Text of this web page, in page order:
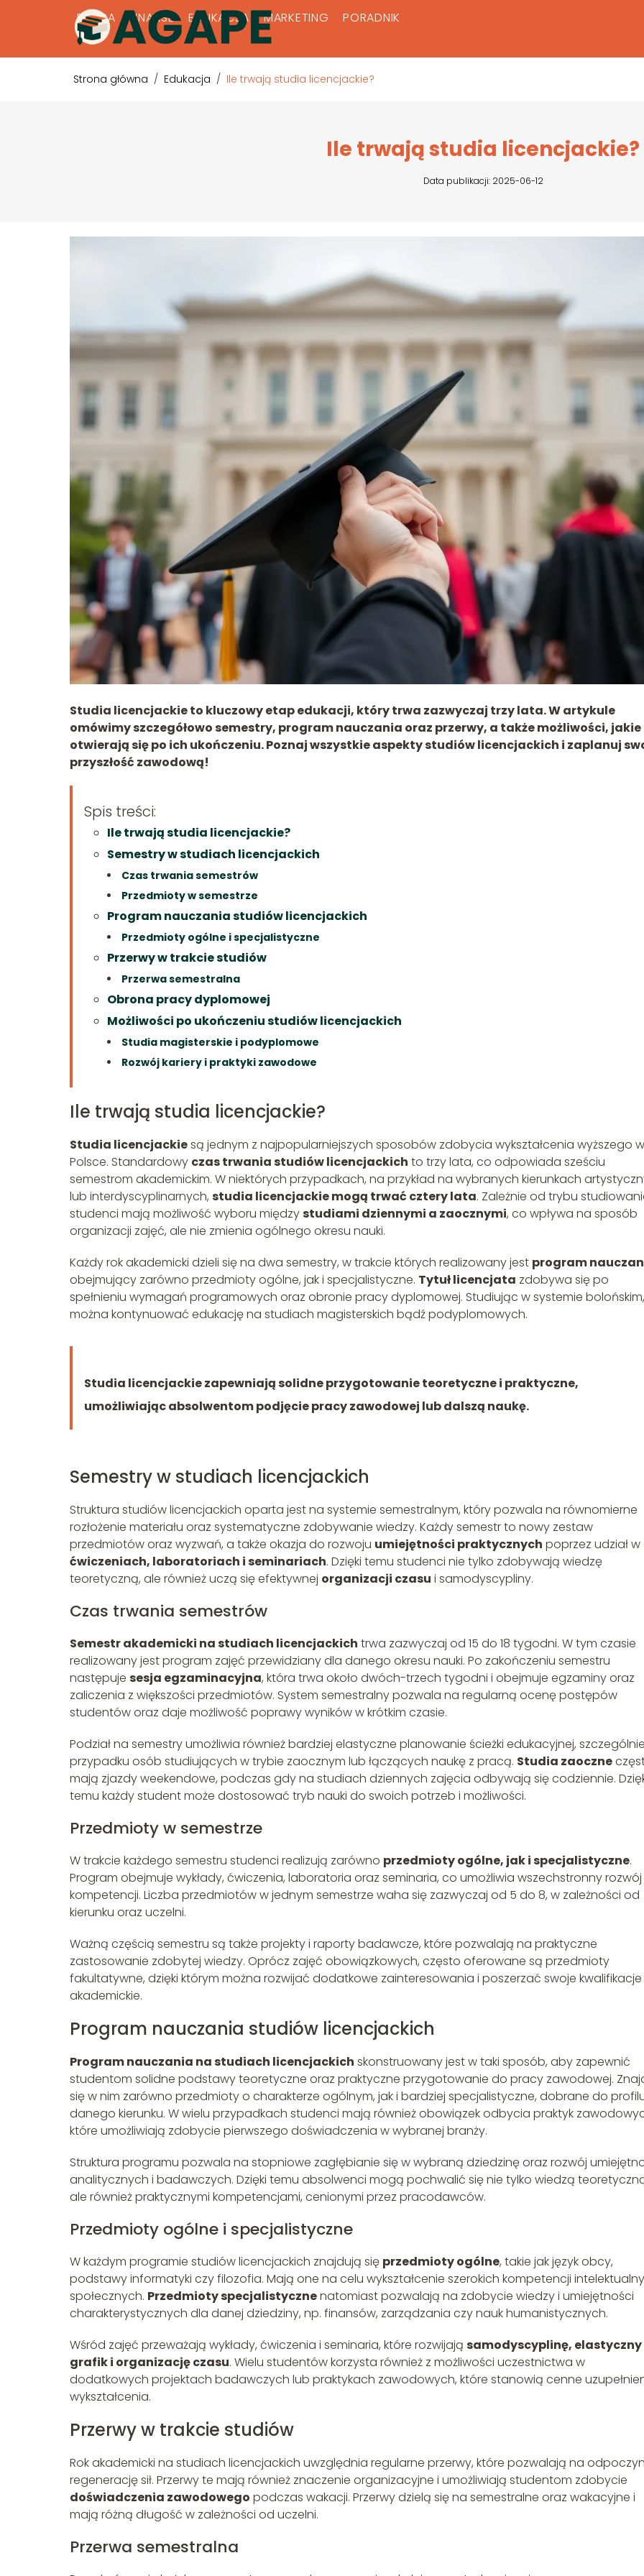
PRACA FINANSE EDUKACJA MARKETING PORADNIK
Strona główna / Edukacja / Ile trwają studia licencjackie?
Ile trwają studia licencjackie?
Data publikacji: 2025-06-12
Studia licencjackie to kluczowy etap edukacji, który trwa zazwyczaj trzy lata. W artykule
omówimy szczegółowo semestry, program nauczania oraz przerwy, a także możliwości, jakie
otwierają się po ich ukończeniu. Poznaj wszystkie aspekty studiów licencjackich i zaplanuj
przyszłość zawodową!
Spis treści:
Ile trwają studia licencjackie?
Semestry w studiach licencjackich
Czas trwania semestrów
Przedmioty w semestrze
Program nauczania studiów licencjackich
Przedmioty ogólne i specjalistyczne
Przerwy w trakcie studiów
Przerwa semestralna
Obrona pracy dyplomowej
Możliwości po ukończeniu studiów licencjackich
Studia magisterskie i podyplomowe
Rozwój kariery i praktyki zawodowe
Ile trwają studia licencjackie?
Studia licencjackiesą jednym z najpopularniejszych sposobów zdobycia wykształcenia wyższego w
Polsce. Standardowy czas trwania studiów licencjackich to trzy lata, co odpowiada sześciu
semestrom akademickim. W niektórych przypadkach, na przykład na wybranych kierunkach
lub interdyscyplinarnych, studia licencjackie mogą trwać cztery lata. Zależnie od trybu
studenci mają możliwość wyboru międzystudiami dziennymi a zaocznymi, co wpływa na sposób
organizacji zajęć, ale nie zmienia ogólnego okresu nauki.
Każdy rok akademicki dzieli się na dwa semestry, w trakcie których realizowany jest program
obejmujący zarówno przedmioty ogólne, jak i specjalistyczne. Tytuł licencjata zdobywa się po
spełnieniu wymagań programowych oraz obronie pracy dyplomowej. Studiując w systemie bolońskim,
można kontynuować edukację na studiach magisterskich bądź podyplomowych.
Studia licencjackie zapewniają solidne przygotowanie teoretyczne i praktyczne,
umożliwiając absolwentom podjęcie pracy zawodowej lub dalszą naukę.
Semestry w studiach licencjackich
Struktura studiów licencjackich oparta jest na systemie semestralnym, który pozwala na równomierne
rozłożenie materiału oraz systematyczne zdobywanie wiedzy. Każdy semestr to nowy zestaw
przedmiotów oraz wyzwań, a także okazja do rozwoju umiejętności praktycznych poprzez udział w
ćwiczeniach, laboratoriach i seminariach. Dzięki temu studenci nie tylko zdobywają wiedzę
teoretyczną, ale również uczą się efektywnej organizacji czasu i samodyscypliny.
Czas trwania semestrów
Semestr akademicki na studiach licencjackich trwa zazwyczaj od 15 do 18 tygodni. W tym czasie
realizowany jest program zajęć przewidziany dla danego okresu nauki. Po zakończeniu semestru
następuje sesja egzaminacyjna, która trwa około dwóch-trzech tygodni i obejmuje egzaminy oraz
zaliczenia z większości przedmiotów. System semestralny pozwala na regularną ocenę postępów
studentów oraz daje możliwość poprawy wyników w krótkim czasie.
Podział na semestry umożliwia również bardziej elastyczne planowanie ścieżki edukacyjnej,
przypadku osób studiujących w trybie zaocznym lub łączących naukę z pracą. Studia zaoczne
mają zjazdy weekendowe, podczas gdy na studiach dziennych zajęcia odbywają się codziennie.
temu każdy student może dostosować tryb nauki do swoich potrzeb i możliwości.
Przedmioty w semestrze
W trakcie każdego semestru studenci realizują zarówno przedmioty ogólne, jak i specjalistyczne.
Program obejmuje wykłady, ćwiczenia, laboratoria oraz seminaria, co umożliwia wszechstronny rozwój
kompetencji. Liczba przedmiotów w jednym semestrze waha się zazwyczaj od 5 do 8, w zależności od
kierunku oraz uczelni.
Ważną częścią semestru są także projekty i raporty badawcze, które pozwalają na praktyczne
zastosowanie zdobytej wiedzy. Oprócz zajęć obowiązkowych, często oferowane są przedmioty
fakultatywne, dzięki którym można rozwijać dodatkowe zainteresowania i poszerzać swoje kwalifikacje
akademickie.
Program nauczania studiów licencjackich
Program nauczania na studiach licencjackich skonstruowany jest w taki sposób, aby zapewnić
studentom solidne podstawy teoretyczne oraz praktyczne przygotowanie do pracy zawodowej.
się w nim zarówno przedmioty o charakterze ogólnym, jak i bardziej specjalistyczne, dobrane do
danego kierunku. W wielu przypadkach studenci mają również obowiązek odbycia praktyk
które umożliwiają zdobycie pierwszego doświadczenia w wybranej branży.
Struktura programu pozwala na stopniowe zagłębianie się w wybraną dziedzinę oraz rozwój
analitycznych i badawczych. Dzięki temu absolwenci mogą pochwalić się nie tylko wiedzą
ale również praktycznymi kompetencjami, cenionymi przez pracodawców.
Przedmioty ogólne i specjalistyczne
W każdym programie studiów licencjackich znajdują się przedmioty ogólne, takie jak język obcy,
podstawy informatyki czy filozofia. Mają one na celu wykształcenie szerokich kompetencji
społecznych. Przedmioty specjalistycznenatomiast pozwalają na zdobycie wiedzy i umiejętności
charakterystycznych dla danej dziedziny, np. finansów, zarządzania czy nauk humanistycznych.
Wśród zajęć przeważają wykłady, ćwiczenia i seminaria, które rozwijają samodyscyplinę, elastyczny
grafik i organizację czasu. Wielu studentów korzysta również z możliwości uczestnictwa w
dodatkowych projektach badawczych lub praktykach zawodowych, które stanowią cenne
wykształcenia.
Przerwy w trakcie studiów
Rok akademicki na studiach licencjackich uwzględnia regularne przerwy, które pozwalają na
regenerację sił. Przerwy te mają również znaczenie organizacyjne i umożliwiają studentom zdobycie
doświadczenia zawodowego podczas wakacji. Przerwy dzielą się na semestralne oraz wakacyjne i
mają różną długość w zależności od uczelni.
Przerwa semestralna